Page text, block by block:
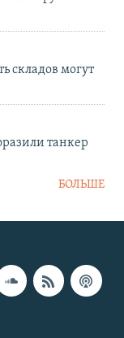
складов могут
танкер
БОЛЬШЕ